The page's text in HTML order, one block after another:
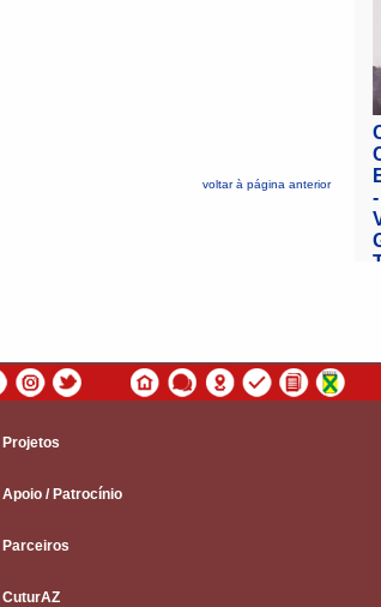
voltar à página anterior
Projetos
Apoio / Patrocínio
Parceiros
CuturAZ